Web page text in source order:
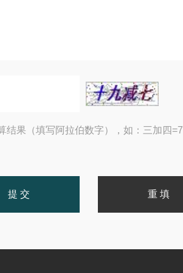
结果（填写阿拉伯数字），如：三加四=7